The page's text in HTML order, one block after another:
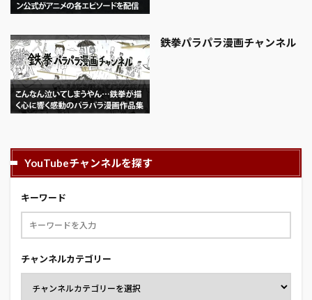
鉄拳パラパラ漫画チャンネル
YouTubeチャンネルを探す
キーワード
チャンネルカテゴリー